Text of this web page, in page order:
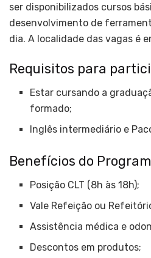
ser disponibilizados cursos
desenvolvimento de
dia. A localidade das vagas é
Requisitos para
Estar cursando a
formado;
Inglês intermediário e
Benefícios do
Posição CLT (8h às 18h);
Vale Refeição ou
Assistência médica e
Descontos em produtos;